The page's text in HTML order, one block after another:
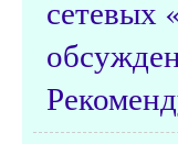
сетевых